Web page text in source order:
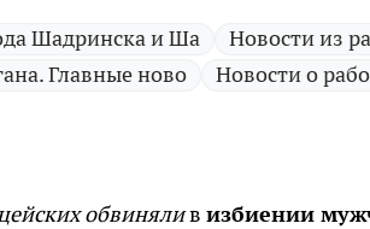
Шадринска и Ша
Новости из
Главные ново
Новости о
обвинялив избиении